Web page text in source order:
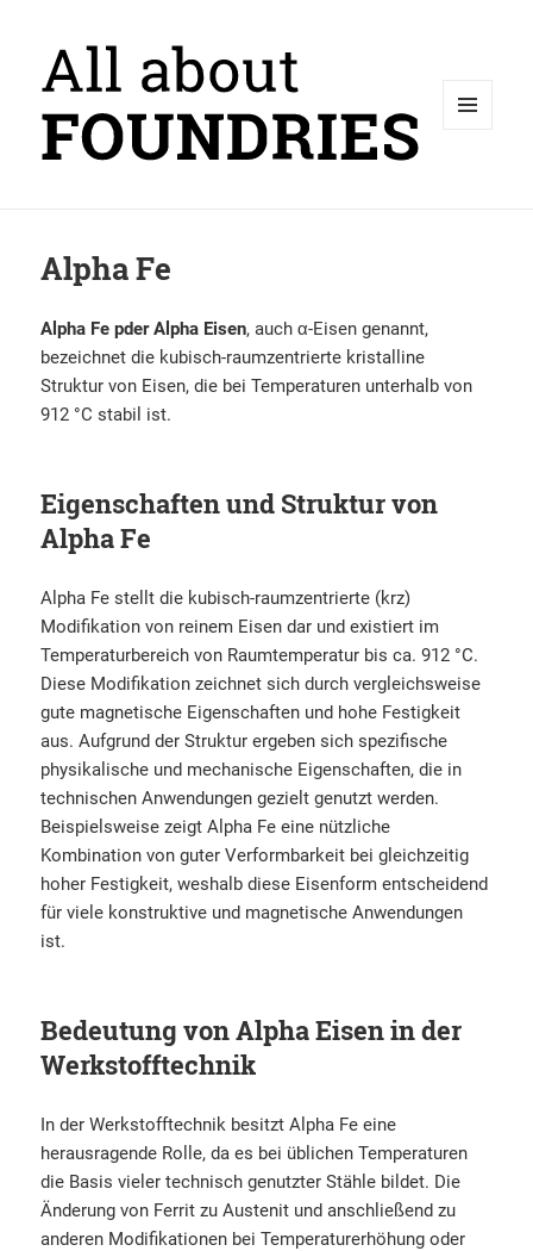
Alpha Fe
Alpha Fe pder Alpha Eisen, auch α-Eisen genannt,
bezeichnet die kubisch-raumzentrierte kristalline
Struktur von Eisen, die bei Temperaturen unterhalb von
912 °C stabil ist.
Eigenschaften und Struktur von
Alpha Fe
Alpha Fe stellt die kubisch-raumzentrierte (krz)
Modifikation von reinem Eisen dar und existiert im
Temperaturbereich von Raumtemperatur bis ca. 912 °C.
Diese Modifikation zeichnet sich durch vergleichsweise
gute magnetische Eigenschaften und hohe Festigkeit
aus. Aufgrund der Struktur ergeben sich spezifische
physikalische und mechanische Eigenschaften, die in
technischen Anwendungen gezielt genutzt werden.
Beispielsweise zeigt Alpha Fe eine nützliche
Kombination von guter Verformbarkeit bei gleichzeitig
hoher Festigkeit, weshalb diese Eisenform entscheidend
für viele konstruktive und magnetische Anwendungen
ist.
Bedeutung von Alpha Eisen in der
Werkstofftechnik
In der Werkstofftechnik besitzt Alpha Fe eine
herausragende Rolle, da es bei üblichen Temperaturen
die Basis vieler technisch genutzter Stähle bildet. Die
Änderung von Ferrit zu Austenit und anschließend zu
anderen Modifikationen bei Temperaturerhöhung oder